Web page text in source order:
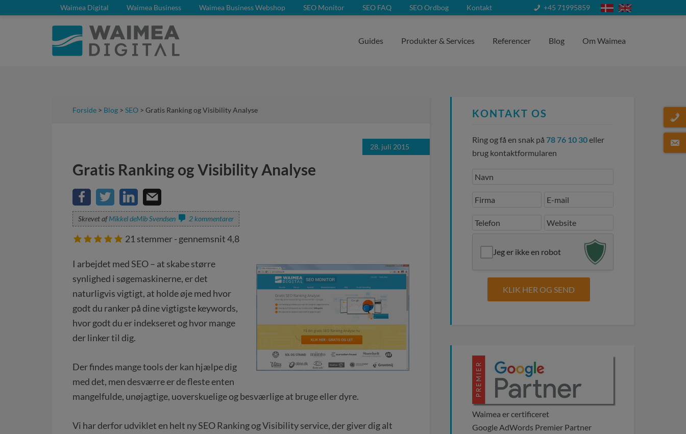
Waimea Digital Waimea Business Waimea Business Webshop SEO Monitor SEO FAQ SEO Ordbog Kontakt +45 71995859
Guides Produkter & Services Referencer Blog Om Waimea
Forside > Blog > SEO > Gratis Ranking og Visibility Analyse
28. juli 2015
Gratis Ranking og Visibility Analyse
Skrevet afMikkel deMib Svendsen 2 kommentarer
21 stemmer - gennemsnit4,8
I arbejdet med SEO – at skabe større
synlighed i søgemaskinerne, er det
naturligvis vigtigt, at holde øje med hvor
godt du ranker på dine vigtigste keywords,
hvor godt du er indekseret og hvor mange
der linker til dig.
Der findes mange tools der kan hjælpe dig
med det, men desværre er de fleste enten
mangelfulde, unøjagtige, uoverskuelige og besværlige at bruge eller dyre.
Vi har derfor udviklet en helt ny SEO Ranking og Visibility service, der giver dig alt
KONTAKT OS
Ring og få en snak på 78 76 10 30eller
brug kontaktformularen
Jeg er ikke en robot
Waimea er certificeret
Google AdWords Premier Partner